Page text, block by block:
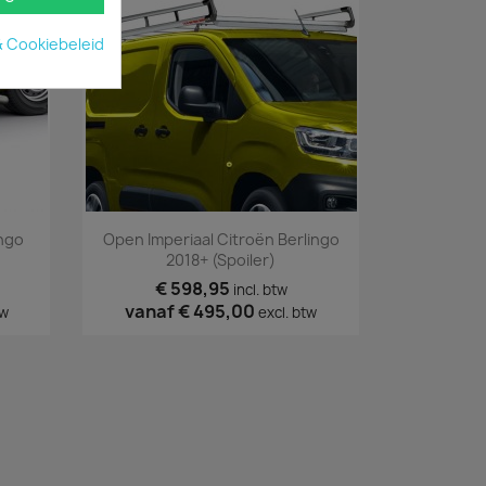
Snel bekijken
Open Imperiaal Citroën Berlingo
2018+ (spoiler)
€ 598,95 incl. btw
vanaf€ 495,00 excl. btw
Cookiebeleid